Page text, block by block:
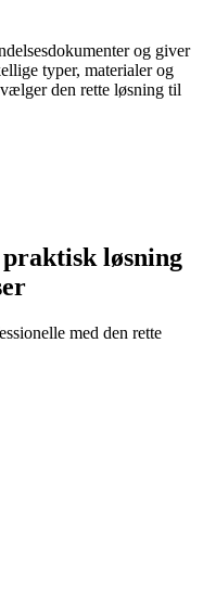
og giver
typer, materialer og
den rette løsning til
praktisk løsning
med den rette